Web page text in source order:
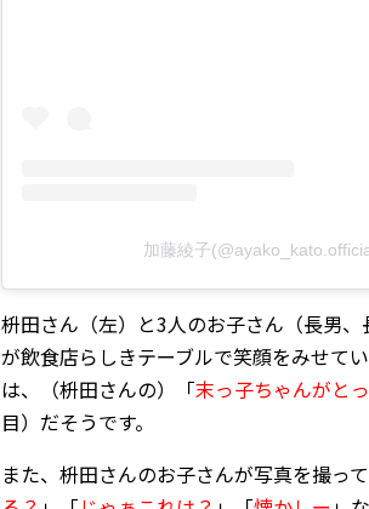
加藤綾子
枡田さん（左）と3人のお子さん（長男
が飲食店らしきテーブルで笑顔をみせて
は、（枡田さんの）「末っ子ちゃんがと
目）だそうです。
また、枡田さんのお子さんが写真を撮っ